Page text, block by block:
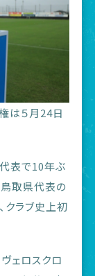
は５月24日
表で10年ぶ
鳥取県代表の
クラブ史上初
ェロスクロ